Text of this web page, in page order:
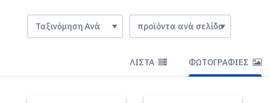
ΛΊΣΤΑ ΦΩΤΟΓΡΑΦΊΕΣ